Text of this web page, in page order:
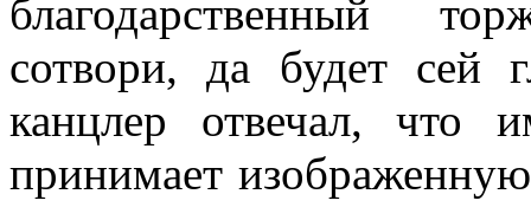
благодарственный
сотвори, да будет сей
канцлер отвечал, что
принимает